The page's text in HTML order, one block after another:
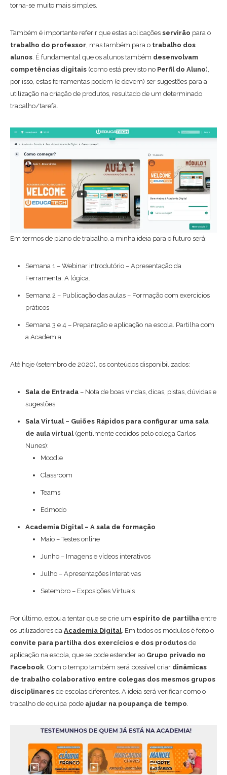
torna-se muito mais simples.
Também é importante referir que estas aplicações servirão para o
trabalho do professor , mas também para o trabalho dos
alunos . É fundamental que os alunos também desenvolvam
competências digitais (como está previsto no Perfil do Aluno),
por isso, estas ferramentas podem (e devem) ser sugestões para a
utilização na criação de produtos, resultado de um determinado
trabalho/tarefa.
Em termos de plano de trabalho, a minha ideia para o futuro será:
Semana 1 – Webinar introdutório – Apresentação da
Ferramenta. A lógica.
Semana 2 – Publicação das aulas – Formação com exercícios
práticos
Semana 3 e 4 – Preparação e aplicação na escola. Partilha com
a Academia
Até hoje (setembro de 2020), os conteúdos disponibilizados:
Sala de Entrada – Nota de boas vindas, dicas, pistas, dúvidas e
sugestões
Sala Virtual – Guiões Rápidos para configurar uma sala
de aula virtual(gentilmente cedidos pelo colega Carlos
Nunes):
Moodle
Classroom
Teams
Edmodo
Academia Digital – A sala de formação
Maio – Testes online
Junho – Imagens e vídeos interativos
Julho – Apresentações Interativas
Setembro – Exposições Virtuais
Por último, estou a tentar que se crie um espírito de partilha entre
os utilizadores da Academia Digital. Em todos os módulos é feito o
convite para partilha dos exercícios e dos produtos de
aplicação na escola, que se pode estender ao Grupo privado no
Facebook . Com o tempo também será possível criar dinâmicas
de trabalho colaborativo entre colegas dos mesmos grupos
disciplinares de escolas diferentes. A ideia será verificar como o
trabalho de equipa pode ajudar na poupança de tempo